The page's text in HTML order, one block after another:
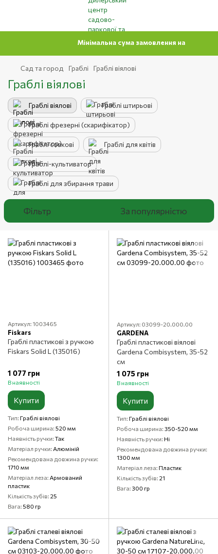
Мінімальна сума замовлення на сайті 500 грн
Сад та город Граблі Граблі віялові
Граблі віялові
Граблі віялові Граблі штирьові
Граблі фрезерні (скарифікатор)
Граблі совкові Граблі для квітів
Граблі-культиватор
Граблі для збирання трави
Фільтр За популярністю
Артикул: 1003465
Fiskars
Граблі пластикові з ручкою
Fiskars Solid L (135016)
1 077 грн
В наявності
Купити
Тип Граблі віялові
Робоча ширина 520 мм
Наявність ручки Так
Матеріал ручки Алюміній
Рекомендована довжина ручки
1710 мм
Матеріал леза Армований
пластик
Кількість зубів 25
Вага 580 гр
Артикул: 03099-20.000.00
GARDENA
Граблі пластикові віялові
Gardena Combisystem, 35-52
см
1 075 грн
В наявності
Купити
Тип Граблі віялові
Робоча ширина 350-520 мм
Наявність ручки Ні
Рекомендована довжина ручки
1300 мм
Матеріал леза Пластик
Кількість зубів 21
Вага 300 гр